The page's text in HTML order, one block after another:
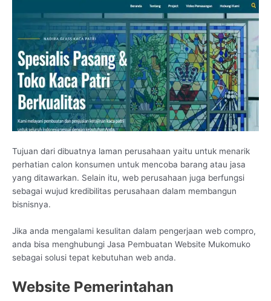
Tujuan dari dibuatnya laman perusahaan yaitu untuk menarik
perhatian calon konsumen untuk mencoba barang atau jasa
yang ditawarkan. Selain itu, web perusahaan juga berfungsi
sebagai wujud kredibilitas perusahaan dalam membangun
bisnisnya.
Jika anda mengalami kesulitan dalam pengerjaan web compro,
anda bisa menghubungi Jasa Pembuatan Website Mukomuko
sebagai solusi tepat kebutuhan web anda.
Website Pemerintahan